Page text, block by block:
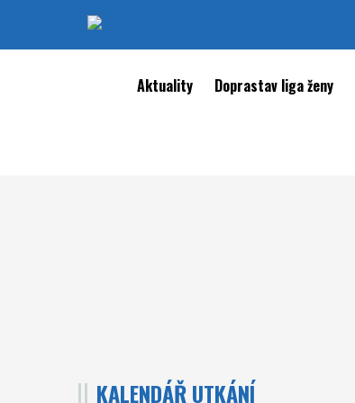
Aktuality Doprastav liga ženy
KALENDÁŘ UTKÁNÍ